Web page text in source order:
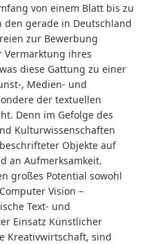
von einem Blatt bis zu
gerade in Deutschland
zur Bewerbung
Vermarktung ihres
diese Gattung zu einer
, Medien- und
der textuellen
Denn im Gefolge des
Kulturwissenschaften
Objekte auf
an Aufmerksamkeit.
großes Potential sowohl
Vision –
Text- und
Einsatz Künstlicher
Kreativwirtschaft, sind